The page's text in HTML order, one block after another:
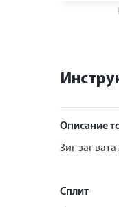
Описание
Зиг-заг
Сплит